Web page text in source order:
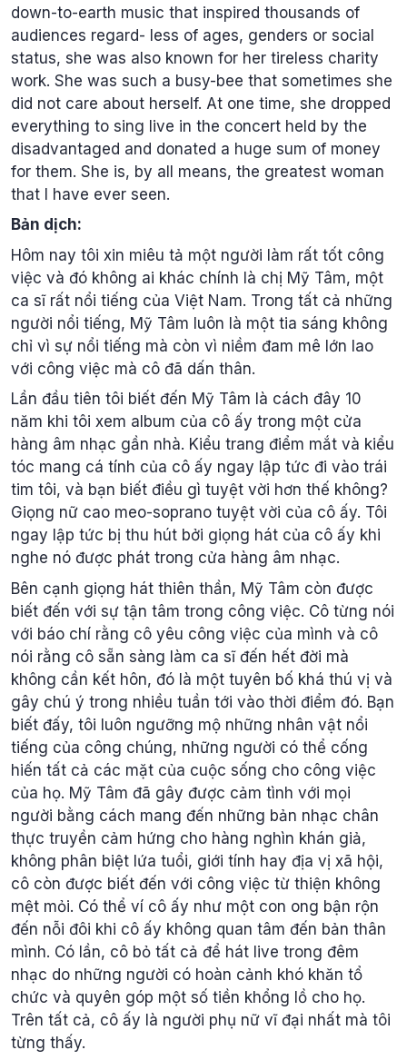
down-to-earth music that inspired thousands of
audiences regard- less of ages, genders or social
status, she was also known for her tireless charity
work. She was such a busy-bee that sometimes she
did not care about herself. At one time, she dropped
everything to sing live in the concert held by the
disadvantaged and donated a huge sum of money
for them. She is, by all means, the greatest woman
that I have ever seen.
Bản dịch:
Hôm nay tôi xin miêu tả một người làm rất tốt công
việc và đó không ai khác chính là chị Mỹ Tâm, một
ca sĩ rất nổi tiếng của Việt Nam. Trong tất cả những
người nổi tiếng, Mỹ Tâm luôn là một tia sáng không
chỉ vì sự nổi tiếng mà còn vì niềm đam mê lớn lao
với công việc mà cô đã dấn thân.
Lần đầu tiên tôi biết đến Mỹ Tâm là cách đây 10
năm khi tôi xem album của cô ấy trong một cửa
hàng âm nhạc gần nhà. Kiểu trang điểm mắt và kiểu
tóc mang cá tính của cô ấy ngay lập tức đi vào trái
tim tôi, và bạn biết điều gì tuyệt vời hơn thế không?
Giọng nữ cao meo-soprano tuyệt vời của cô ấy. Tôi
ngay lập tức bị thu hút bởi giọng hát của cô ấy khi
nghe nó được phát trong cửa hàng âm nhạc.
Bên cạnh giọng hát thiên thần, Mỹ Tâm còn được
biết đến với sự tận tâm trong công việc. Cô từng nói
với báo chí rằng cô yêu công việc của mình và cô
nói rằng cô sẵn sàng làm ca sĩ đến hết đời mà
không cần kết hôn, đó là một tuyên bố khá thú vị và
gây chú ý trong nhiều tuần tới vào thời điểm đó. Bạn
biết đấy, tôi luôn ngưỡng mộ những nhân vật nổi
tiếng của công chúng, những người có thể cống
hiến tất cả các mặt của cuộc sống cho công việc
của họ. Mỹ Tâm đã gây được cảm tình với mọi
người bằng cách mang đến những bản nhạc chân
thực truyền cảm hứng cho hàng nghìn khán giả,
không phân biệt lứa tuổi, giới tính hay địa vị xã hội,
cô còn được biết đến với công việc từ thiện không
mệt mỏi. Có thể ví cô ấy như một con ong bận rộn
đến nỗi đôi khi cô ấy không quan tâm đến bản thân
mình. Có lần, cô bỏ tất cả để hát live trong đêm
nhạc do những người có hoàn cảnh khó khăn tổ
chức và quyên góp một số tiền khổng lồ cho họ.
Trên tất cả, cô ấy là người phụ nữ vĩ đại nhất mà tôi
từng thấy.